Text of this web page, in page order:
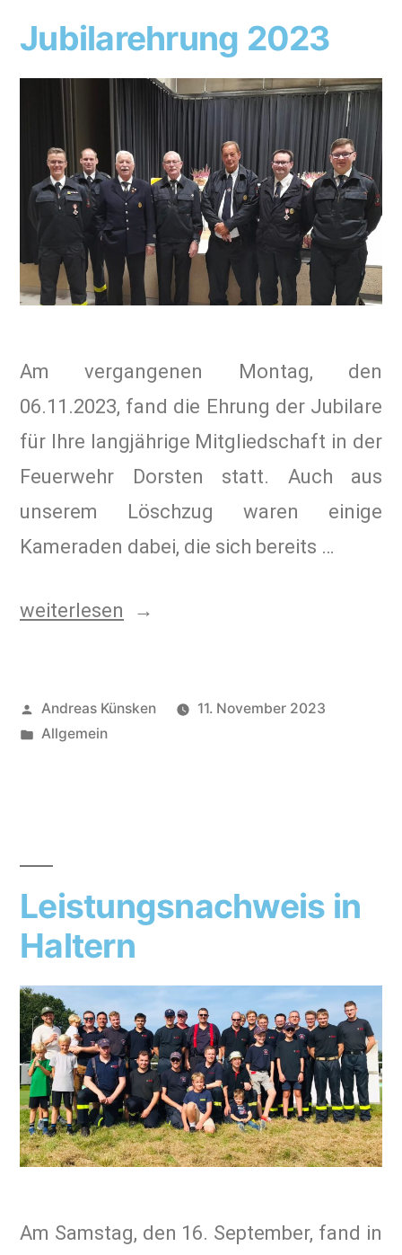
Jubilarehrung 2023
Am vergangenen Montag, den
06.11.2023, fand die Ehrung der Jubilare
für Ihre langjährige Mitgliedschaft in der
Feuerwehr Dorsten statt. Auch aus
unserem Löschzug waren einige
Kameraden dabei, die sich bereits …
weiterlesen
Andreas Künsken
11. November 2023
Allgemein
Leistungsnachweis in
Haltern
Am Samstag, den 16. September, fand in